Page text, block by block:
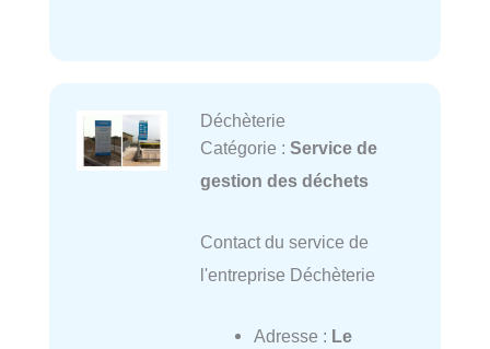
Déchèterie
Catégorie : Service de
gestion des déchets
Contact du service de
l'entreprise Déchèterie
Adresse : Le